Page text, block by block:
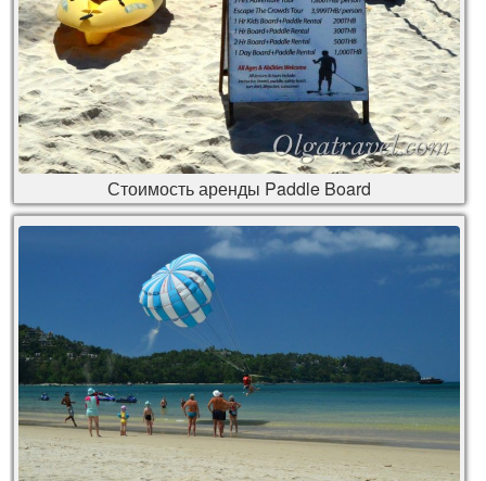
Стоимость аренды Paddle Board